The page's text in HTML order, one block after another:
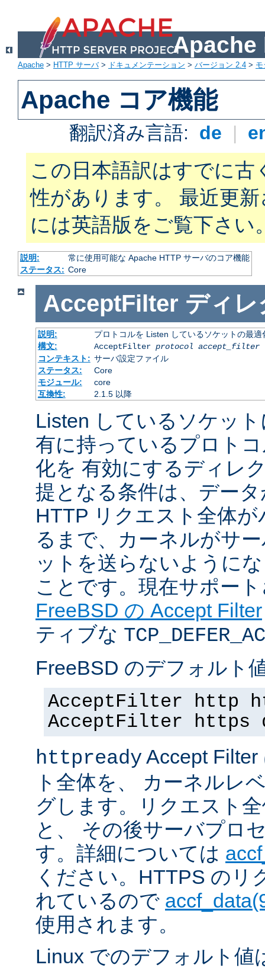
Apache
Apache > HTTP サーバ> ドキュメンテーション > バージョン 2.4 >
Apache コア機能
翻訳済み言語: de |
この日本語訳はすでに古
性があります。 最近更
には英語版をご覧下さい
説明:
常に使用可能な Apache HTTP サーバのコア機能
ステータス: Core
AcceptFilter ディレ
説明:
プロトコルを Listen しているソケットの最適
構文:
AcceptFilter protocol accept_filter
コンテキスト: サーバ設定ファイル
ステータス:
Core
モジュール:
core
互換性:
2.1.5 以降
Listen しているソケッ
有に持っているプロト
化を 有効にするディレ
提となる条件は、デー
HTTP リクエスト全体
るまで、カーネルがサ
ットを送らないように
ことです。現在サポー
FreeBSD の Accept Filter
ティブな
FreeBSD のデフォルト
AcceptFilter http
AcceptFilter https
httpready Accept
ト全体を、 カーネルレ
グします。リクエスト
と、 その後サーバプロ
す。詳細については
ください。HTTPS のリ
れているので
使用されます。
Linux でのデフォルト値